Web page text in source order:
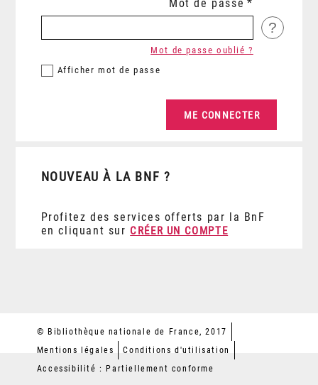
Mot de passe
?
Afficher mot de passe
Mot de passe oublié ?
NOUVEAU À LA BNF ?
Profitez des services offerts par la BnF
en cliquant sur CRÉER UN COMPTE
© Bibliothèque nationale de France, 2017
Mentions légales
Conditions d'utilisation
Accessibilité : Partiellement conforme